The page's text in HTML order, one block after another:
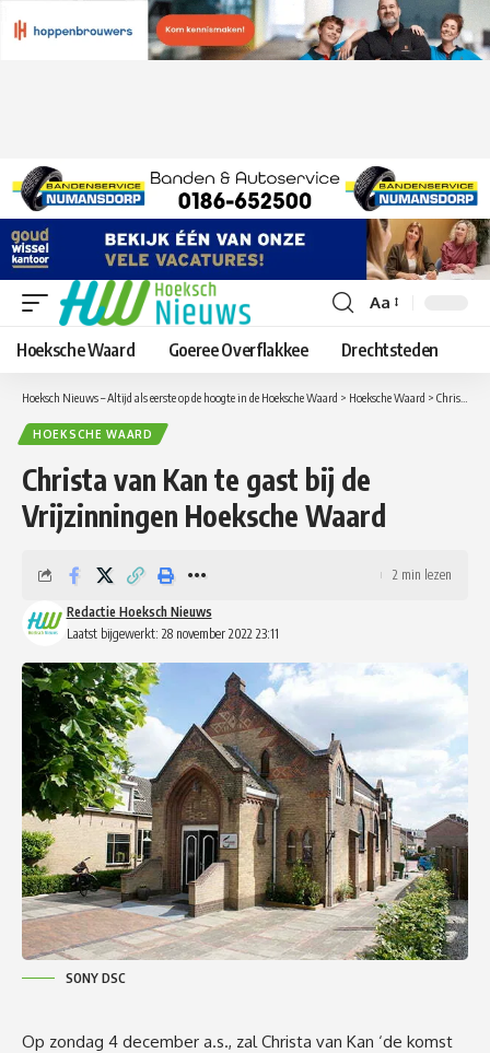
Lettergrootte
aanpassen
Aa
Hoeksche Waard Goeree Overflakkee Drechtsteden
Hoeksch Nieuws – Altijd als eerste op de hoogte in de Hoeksche Waard > Hoeksche Waard > Christa van Kan te gast bij de Vrijzinningen Hoeksche Waard
HOEKSCHE WAARD
Christa van Kan te gast bij de
Vrijzinningen Hoeksche Waard
Laatst bijgewerkt: 28 november 2022 23:11
Redactie Hoeksch Nieuws
2 min lezen
SONY DSC
Op zondag 4 december a.s., zal Christa van Kan ‘de komst